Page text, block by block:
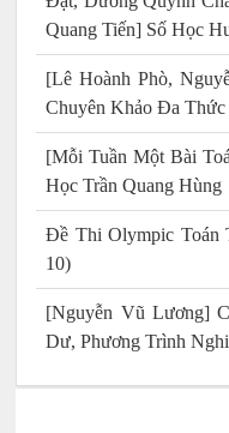
Quang Tiến] Số Học
[Lê Hoành Phò,
Chuyên Khảo Đa Thức
[Mỗi Tuần Một Bài
Học Trần Quang Hùng
Đề Thi Olympic Toán
10)
[Nguyễn Vũ Lương]
Dư, Phương Trình